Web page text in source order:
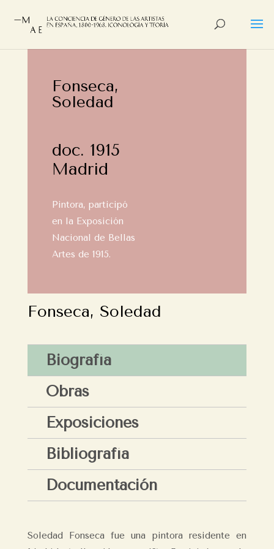
Fonseca,
Soledad
doc. 1915
Madrid
Pintora, participó
en la Exposición
Nacional de Bellas
Artes de 1915.
Fonseca, Soledad
Biografía
Obras
Exposiciones
Bibliografía
Documentación
Soledad Fonseca fue una pintora residente en